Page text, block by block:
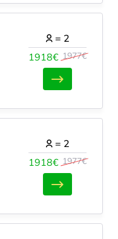
1918€ 1977€
= 2
1918€ 1977€
= 2